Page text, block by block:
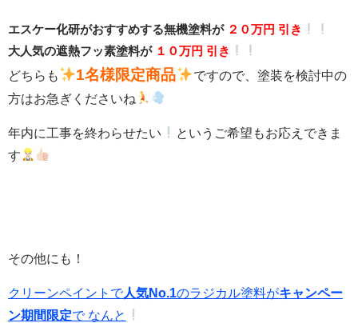
エスケー化研がおすすめする無機塗料が ２０万円 引き
大人気の遮熱フッ素塗料が １０万円 引き
どちらも
1名様限定商品
ですので、塗装を検討中の
方はお急ぎくださいね
年内に工事を終わらせたい
というご希望もお応えできま
す
その他にも！
クリーンペイントで人気No.1のラジカル塗料がキャンペー
ン期間限定で なんと